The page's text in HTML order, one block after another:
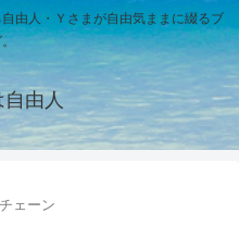
由人・Ｙさまが自由気ままに綴るブ
自由人
ェーン